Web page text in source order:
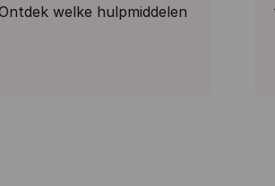
welke hulpmiddelen